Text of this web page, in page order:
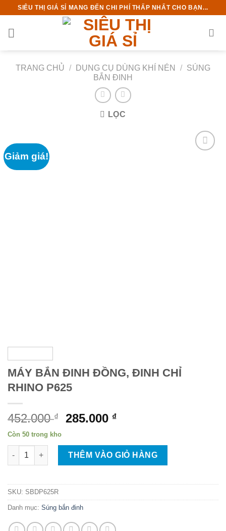
Chuyển
nội
SIÊU THỊ GIÁ SỈ MANG ĐẾN CHI PHÍ THẤP NHẤT CHO BẠN...
TRANG CHỦ / DỤNG CỤ DÙNG KHÍ NÉN /
SÚNG
BẮN ĐINH
LỌC
Giảm giá!
MÁY BẮN ĐINH ĐỒNG, ĐINH CHỈ
RHINO P625
452.000₫
Giá
là:
452.000 ₫.
285.000 ₫Giá
tại
là:
285.000 ₫.
Còn 50 trong kho
MÁY BẮN ĐINH ĐỒNG, ĐINH CHỈ RHINO P625 số lượng
THÊM VÀO GIỎ HÀNG
SKU: SBDP625R
Danh mục: Súng bắn đinh